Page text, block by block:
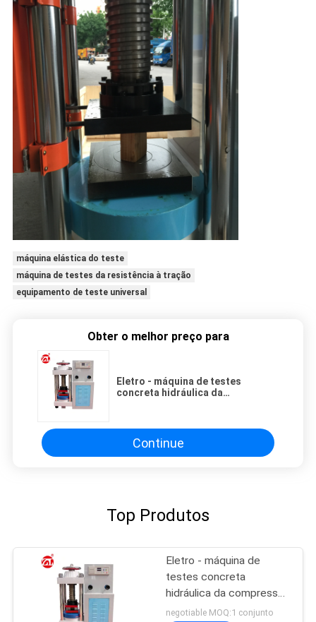
máquina elástica do teste
máquina de testes da resistência à tração
equipamento de teste universal
Obter o melhor preço para
Eletro - máquina de testes
concreta hidráulica da
Continue
Top Produtos
Eletro - máquina de
testes concreta
hidráulica da compressão
de Digitas
negotiable MOQ:1 conjunto